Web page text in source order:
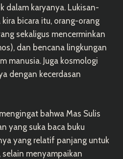
dalam karyanya. Lukisan-
bicara itu, orang-orang
sekaligus mencerminkan
dan bencana lingkungan
manusia. Juga kosmologi
dengan kecerdasan
bahwa Mas Sulis
yang suka baca buku
yang relatif panjang untuk
menyampaikan